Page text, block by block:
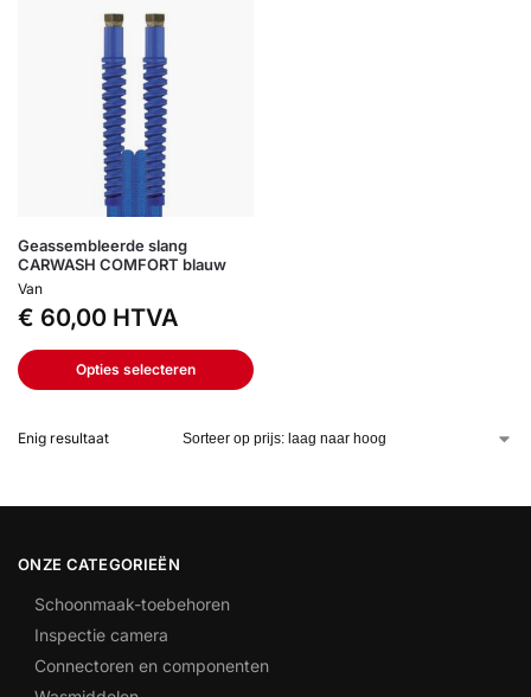
Geassembleerde slang
CARWASH COMFORT blauw
Van
€ 60,00 HTVA
Opties selecteren
Enig resultaat
ONZE CATEGORIEËN
Schoonmaak-toebehoren
Inspectie camera
Connectoren en componenten